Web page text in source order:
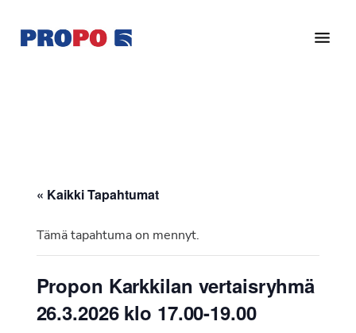
pääsisältöön
alatunnisteeseen
Ry
vuonna
Suomen
« Kaikki Tapahtumat
Tämä tapahtuma on mennyt.
Propon Karkkilan vertaisryhmä
26.3.2026 klo 17.00-19.00